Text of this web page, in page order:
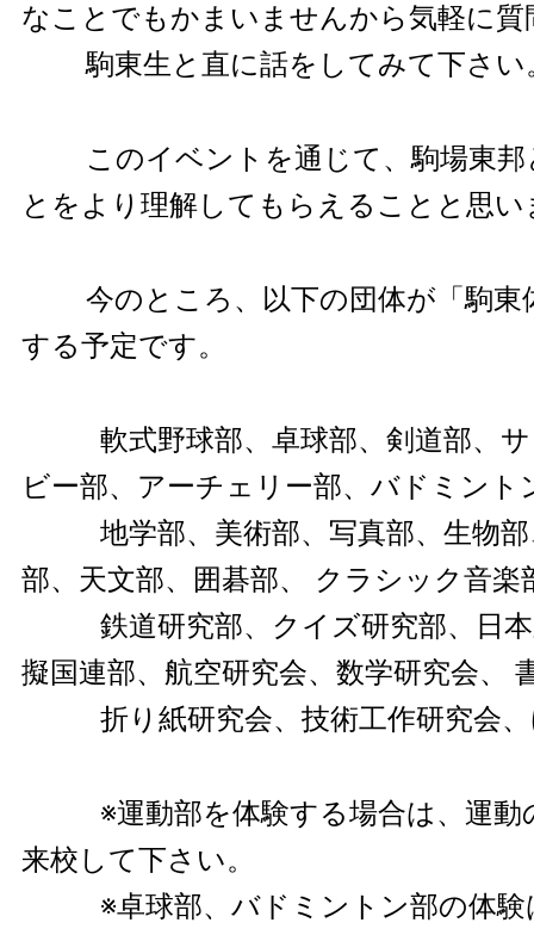
なことでもかまいませんから気軽に質
駒東生と直に話をしてみて下さい
このイベントを通じて、駒場東
とをより理解してもらえることと思い
今のところ、以下の団体が「駒東
する予定です。
軟式野球部、卓球部、剣道部、
ビー部、アーチェリー部、バドミント
地学部、美術部、写真部、生物
部、天文部、囲碁部、 クラシック音楽
鉄道研究部、クイズ研究部、日
擬国連部、航空研究会、数学研究会、
折り紙研究会、技術工作研究会
※運動部を体験する場合は、運動
来校して下さい。
※卓球部、バドミントン部の体験